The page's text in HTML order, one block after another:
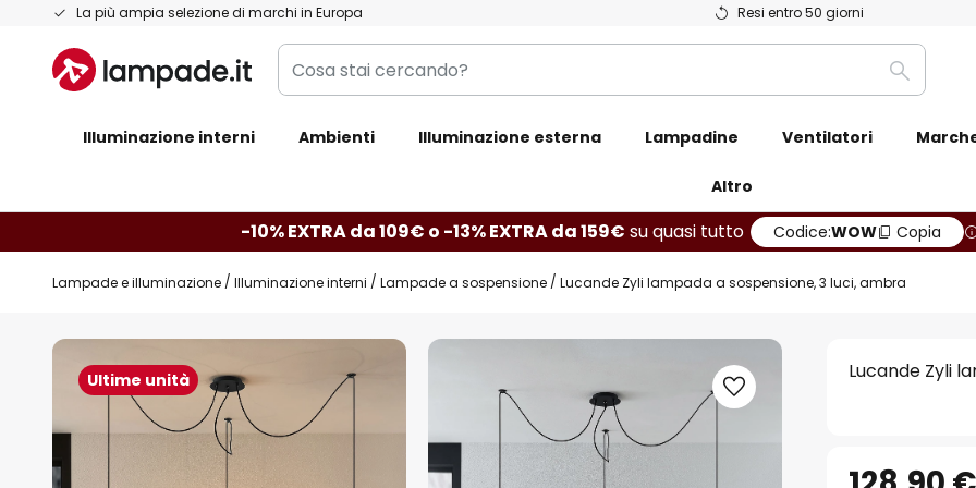
La più ampia selezione di marchi in Europa Resi entro 50 giorni
Salta
contenuto
Cosa
stai
Ricerca
Illuminazione interni Ambienti Illuminazione esterna Lampadine Ventilatori
Altro
-10% EXTRA da 109€ o -13% EXTRA da 159€ su quasi tutto Codice:WOW Copia
Lampade e illuminazione Illuminazione interni Lampade a sospensione Lucande Zyli lampada a sospensione, 3 luci, ambra
Ultime unità
Vai
alla
della
galleria
Lucande Zyli